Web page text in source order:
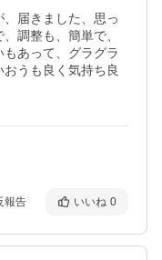
届きました、思っ
調整も、簡単で、
あって、グラグラ
うも良く気持ち良
報告 いいね 0